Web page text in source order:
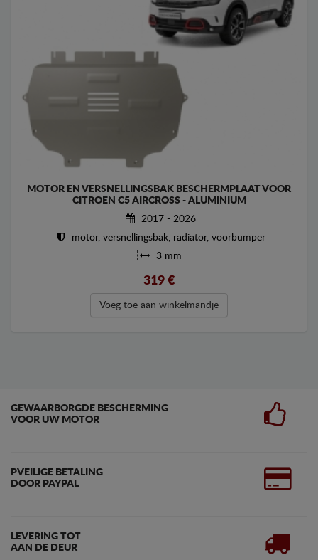
MOTOR EN VERSNELLINGSBAK BESCHERMPLAAT VOOR
CITROEN C5 AIRCROSS - ALUMINIUM
2017 - 2026
motor, versnellingsbak, radiator, voorbumper
3 mm
319 €
Voeg toe aan winkelmandje
GEWAARBORGDE BESCHERMING
VOOR UW MOTOR
PVEILIGE BETALING
DOOR PAYPAL
LEVERING TOT
AAN DE DEUR